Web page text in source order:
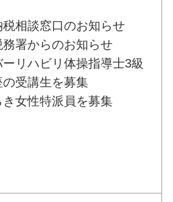
税相談窓口のお知らせ
務署からのお知らせ
ーリハビリ体操指導士3級
受講生を募集
き女性特派員を募集